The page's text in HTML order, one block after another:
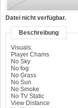
Datei nicht verfügbar.
Beschreibung
Visuals:
Player Chams
No Sky
No fog
No Grass
No Sun
No Smoke
No TV Static
View Distance